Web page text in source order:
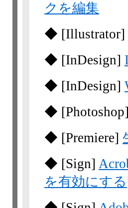
クを編集
◆ [Illustrator]
◆ [InDesign]
◆ [InDesign]
◆ [Photoshop]
◆ [Premiere]
◆ [Sign]
を有効にする